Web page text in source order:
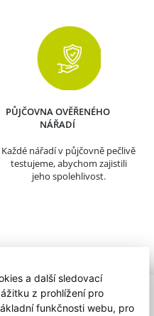
a další sledovací
z prohlížení pro
funkčnosti webu, pro
PŮJČOVNA OVĚŘENÉHO
NÁŘADÍ
Každé nářadí v půjčovně pečlivě
testujeme, abychom zajistili
jeho spolehlivost.